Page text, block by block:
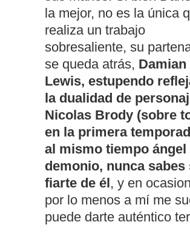
la mejor, no es la única
realiza un trabajo
sobresaliente, su
se queda atrás, Damian
Lewis, estupendo
la dualidad de
Nicolas Brody (sobre
en la primera
al mismo tiempo ángel
demonio, nunca sabes
fiarte de él, y en
por lo menos a mí me
puede darte auténtico